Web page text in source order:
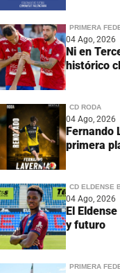
PRIMERA
04 Ago, 2026
Ni en
histórico
CD RODA
04 Ago, 2026
Fernando
primera
CD ELDENSE
04 Ago, 2026
El
y futuro
PRIMERA